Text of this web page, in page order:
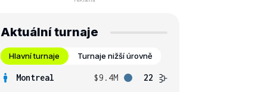
Aktuální turnaje
Hlavní turnaje Turnaje nižší úrovně
Montreal $9.4M
22